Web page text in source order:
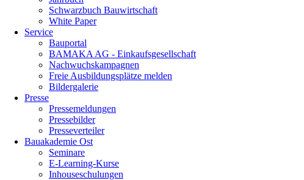
Schwarzbuch Bauwirtschaft
White Paper
Service
Bauportal
BAMAKA AG - Einkaufsgesellschaft
Nachwuchskampagnen
Freie Ausbildungsplätze melden
Bildergalerie
Presse
Pressemeldungen
Pressebilder
Presseverteiler
Bauakademie Ost
Seminare
E-Learning-Kurse
Inhouseschulungen